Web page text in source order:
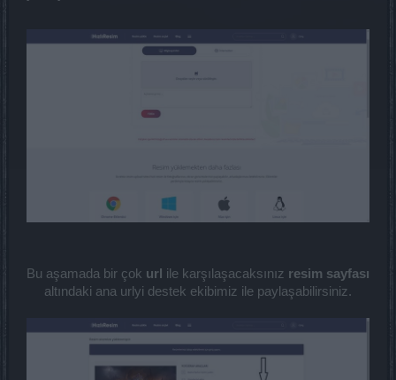
Bu aşamada bir çok url ile karşılaşacaksınız resim sayfası
altındaki ana urlyi destek ekibimiz ile paylaşabilirsiniz.